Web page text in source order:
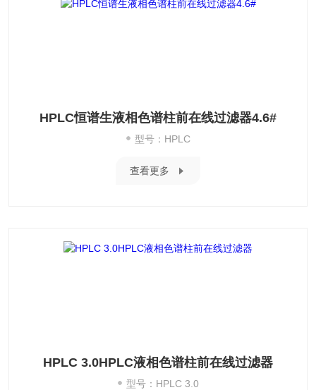
HPLC恒谱生液相色谱柱前在线过滤器4.6#
型号：HPLC
查看更多
HPLC 3.0HPLC液相色谱柱前在线过滤器
型号：HPLC 3.0